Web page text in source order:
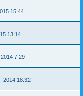
15:44
13:14
7:29
2014 18:32